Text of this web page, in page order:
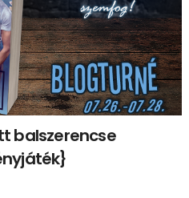
​balszerencse